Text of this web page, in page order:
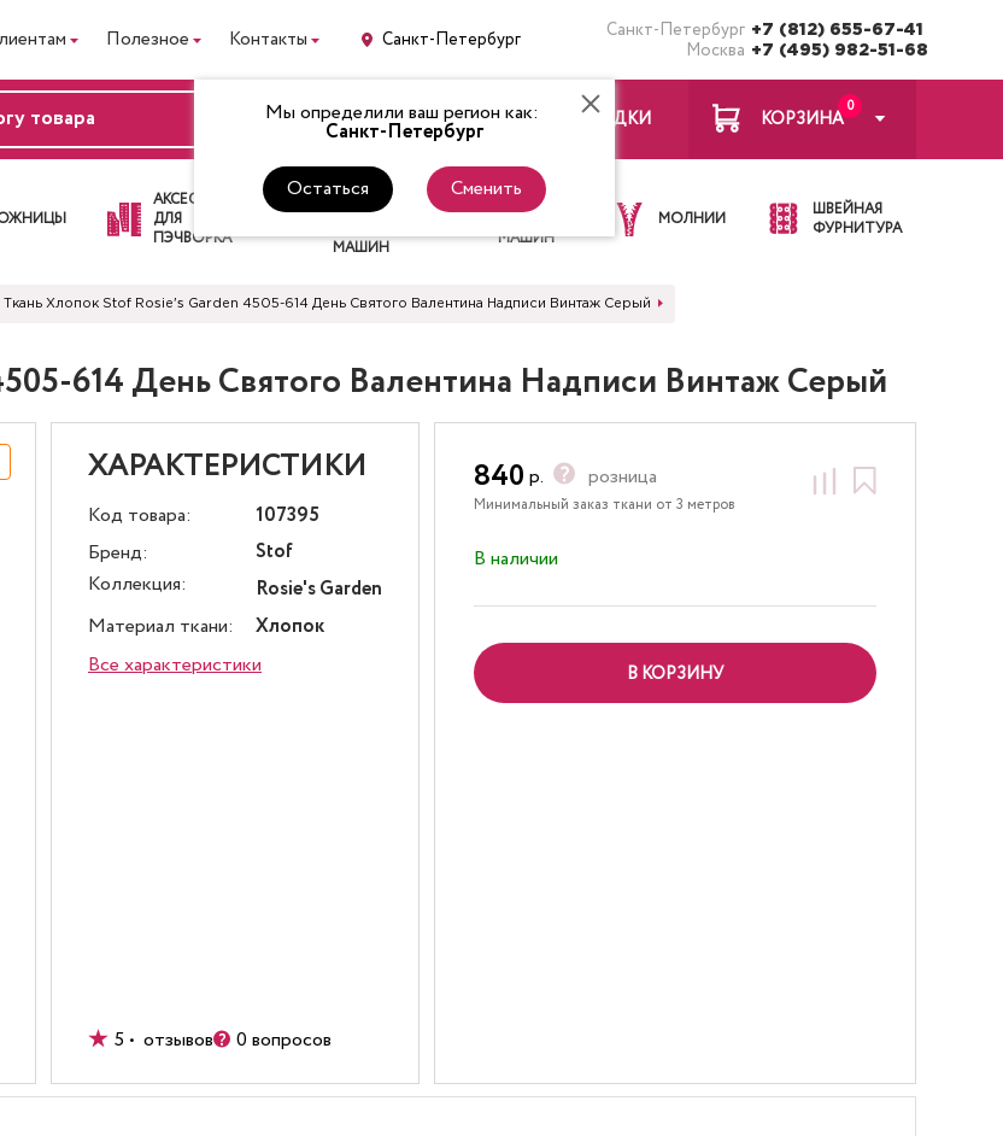
Полезное Контакты Санкт-Петербург Санкт-Петербург +7 (812) 655-67-41
Москва +7 (495) 982-51-68
Мы определили ваш регион как:
Санкт-Петербург
Остаться Сменить
ВХОД ЗАКЛАДКИ
0
КОРЗИНА
АКСЕССУАРЫ
ДЛЯ
ПЭЧВОРКА
ЛАПКИ
ДЛЯ
МАШИН
ИГЛЫ ДЛЯ
ШВЕЙНЫХ
МАШИН
МОЛНИИ
ШВЕЙНАЯ
ФУРНИТУРА
Ткань Хлопок Stof Rosie's Garden 4505-614 День Святого Валентина Надписи Винтаж Серый
614 День Святого Валентина Надписи Винтаж Серый
ХАРАКТЕРИСТИКИ
Код товара:
107395
Бренд:
Stof
Коллекция:
Rosie's Garden
Материал ткани:
Хлопок
Все характеристики
5 • отзывов 0 вопросов
840 р. розница
Минимальный заказ ткани от 3 метров
В наличии
В КОРЗИНУ